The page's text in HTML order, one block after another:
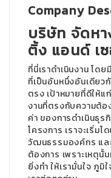
Company
บริษัท จัดห
ติ้ง แอนด์ เ
ที่นี่เราดำเนินงาน โด
ที่เป็นอันหนึ่งอันเดีย
ตรง เป้าหมายที่ดีให้แ
งานที่ตรงกับความต้อ
ค่า ของการดำเนินธุ
โครงการ เราจะเริ่ม
วัฒนธรรมองค์กร แ
ต้องการ เพราะเหตุ
ยิ่งทำ ให้เรามั่นใจ ภู